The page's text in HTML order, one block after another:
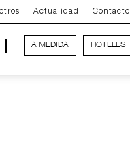
Actualidad Contacto
A MEDIDA HOTELES